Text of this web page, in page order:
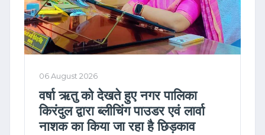
06 August 2026
वर्षा ऋतु को देखते हुए नगर पालिका
किरंदुल द्वारा ब्लीचिंग पाउडर एवं लार्वा
नाशक का किया जा रहा है छिड़काव